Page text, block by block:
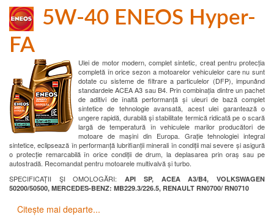
5W-40 ENEOS Hyper-
FA
Ulei de motor modern, complet sintetic, creat pentru protecția
completă în orice sezon a motoarelor vehiculelor care nu sunt
dotate cu sisteme de filtrare a particulelor (DFP), impunând
standardele ACEA A3 sau B4. Prin combinația dintre un pachet
de aditivi de înaltă performanță și uleuri de bază complet
sintetice de tehnologie avansată, acest ulei garantează o
ungere rapidă, durabilă și stabilitate termică ridicată pe o scară
largă de temperatură în vehiculele marilor producători de
motoare de mașini din Europa. Grație tehnologiei integral
sintetice, eclipsează în performanță lubrifianții minerali în condiții mai severe și asigură
o protecție remarcabilă în orice condiții de drum, la deplasarea prin oraș sau pe
autostradă. Recomandat pentru motoarele multivalvă și turbo.
SPECIFICAȚII ŞI OMOLOGĂRI: API SP, ACEA A3/B4, VOLKSWAGEN
50200/50500, MERCEDES-BENZ: MB229.3/226.5, RENAULT RN0700/ RN0710
Citește mai departe...